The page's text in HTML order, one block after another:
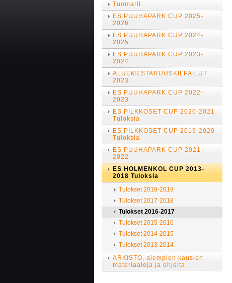
Tuomarit
ES PUUHAPARK CUP 2025-
2026
ES PUUHAPARK CUP 2024-
2025
ES PUUHAPARK CUP 2023-
2024
ALUEMESTARUUSKILPAILUT
2023
ES PUUHAPARK CUP 2022-
2023
ES PILKKOSET CUP 2020-2021
Tuloksia
ES PILKKOSET CUP 2019-2020
Tuloksia
ES PUUHAPARK CUP 2021-
2022
ES HOLMENKOL CUP 2013-
2018 Tuloksia
Tulokset 2018-2019
Tulokset 2017-2018
Tulokset 2016-2017
Tulokset 2015-2016
Tulokset 2014-2015
Tulokset 2013-2014
ARKISTO, aiempien kausien
materiaaleja ja ohjeita